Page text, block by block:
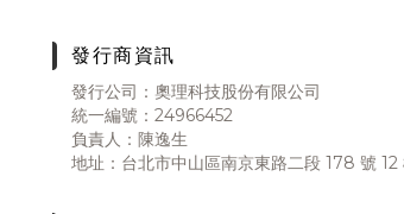
發行商資訊
發行公司：奧理科技股份有限公司
統一編號：24966452
負責人：陳逸生
地址：台北市中山區南京東路二段 178 號 12